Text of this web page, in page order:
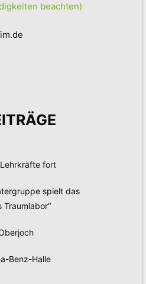
beachten)
fort
spielt das
Traumlabor“
Benz-Halle